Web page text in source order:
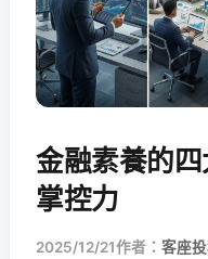
金融素養的
掌控力
2025/12/21作者： 客座